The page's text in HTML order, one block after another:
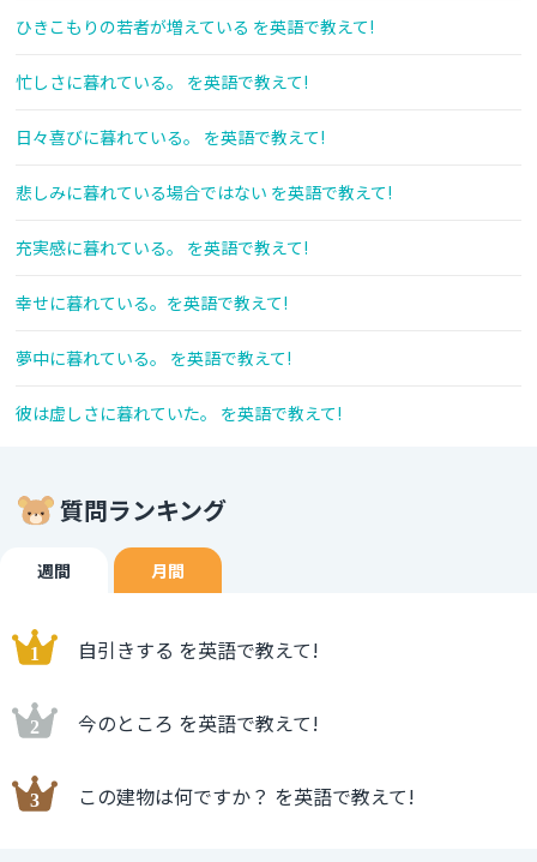
ひきこもりの若者が増えている を英語で教えて!
忙しさに暮れている。 を英語で教えて!
日々喜びに暮れている。 を英語で教えて!
悲しみに暮れている場合ではない を英語で教えて!
充実感に暮れている。 を英語で教えて!
幸せに暮れている。を英語で教えて!
夢中に暮れている。 を英語で教えて!
彼は虚しさに暮れていた。 を英語で教えて!
質問ランキング
週間 月間
自引きする を英語で教えて!
今のところ を英語で教えて!
この建物は何ですか？ を英語で教えて!